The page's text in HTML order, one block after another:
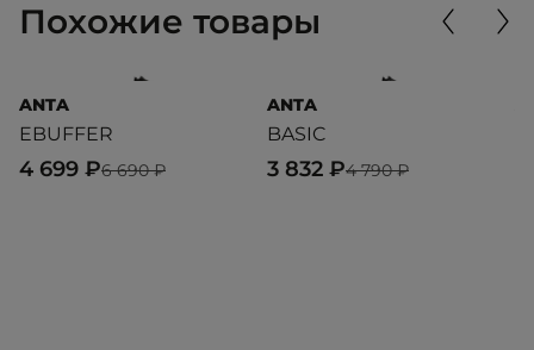
Похожие товары
ANTA
EBUFFER
6 690 ₽
4 699 ₽
ANTA
BASIC
4 790 ₽
3 832 ₽